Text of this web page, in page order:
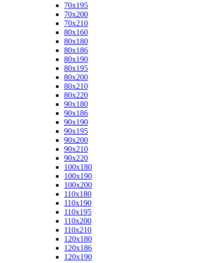
70x195
70x200
70x210
80x160
80x180
80x186
80x190
80x195
80x200
80x210
80x220
90x180
90x186
90x190
90x195
90x200
90x210
90x220
100x180
100x190
100x200
110x180
110x190
110x195
110x200
110x210
120x180
120x186
120x190